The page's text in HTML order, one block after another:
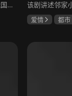
抗战打响后日军封锁我国运输路线，神鼓滇缅公路撑起抗战后勤补给，因急缺司机和技工，三千余名南洋华侨毅然归国共赴国难。方家兄弟是典型代表，大哥方天海表面投靠日军实为中共地下工作者，委曲求全游走生死间；弟弟方千树从纨绔子弟成长为抗日战士。剧集以真实历史为背景，展现华侨爱国情怀与民族大义。
爱情
都市